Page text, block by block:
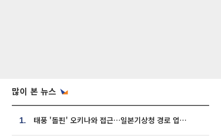
많이 본 뉴스
1. 태풍 '돌핀' 오키나와 접근…일본기상청 경로 업데이트